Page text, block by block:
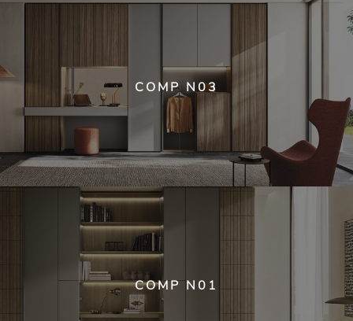
COMP N03
COMP N01